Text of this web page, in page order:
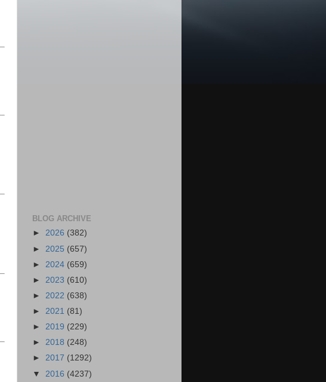
BLOG ARCHIVE
► 2026 (382)
► 2025 (657)
► 2024 (659)
► 2023 (610)
► 2022 (638)
► 2021 (81)
► 2019 (229)
► 2018 (248)
► 2017 (1292)
▼ 2016 (4237)